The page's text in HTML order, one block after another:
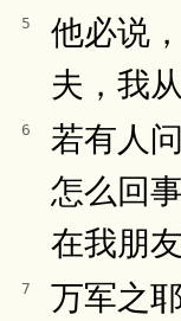
5
他必说
夫，我
6
若有人
怎么回
在我朋
7
万军之